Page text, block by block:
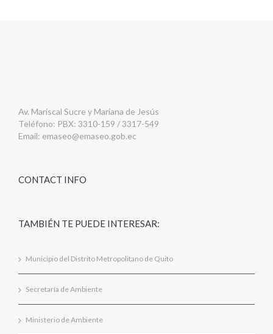
Av. Mariscal Sucre y Mariana de Jesús
Teléfono: PBX: 3310-159 / 3317-549
Email: emaseo@emaseo.gob.ec
CONTACT INFO
TAMBIÉN TE PUEDE INTERESAR:
Municipio del Distrito Metropolitano de Quito
Secretaría de Ambiente
Ministerio de Ambiente